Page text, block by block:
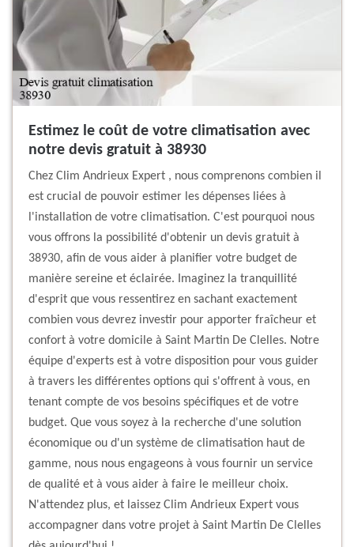
Estimez le coût de votre climatisation avec
notre devis gratuit à 38930
Chez Clim Andrieux Expert , nous comprenons combien il
est crucial de pouvoir estimer les dépenses liées à
l'installation de votre climatisation. C'est pourquoi nous
vous offrons la possibilité d'obtenir un devis gratuit à
38930, afin de vous aider à planifier votre budget de
manière sereine et éclairée. Imaginez la tranquillité
d'esprit que vous ressentirez en sachant exactement
combien vous devrez investir pour apporter fraîcheur et
confort à votre domicile à Saint Martin De Clelles. Notre
équipe d'experts est à votre disposition pour vous guider
à travers les différentes options qui s'offrent à vous, en
tenant compte de vos besoins spécifiques et de votre
budget. Que vous soyez à la recherche d'une solution
économique ou d'un système de climatisation haut de
gamme, nous nous engageons à vous fournir un service
de qualité et à vous aider à faire le meilleur choix.
N'attendez plus, et laissez Clim Andrieux Expert vous
accompagner dans votre projet à Saint Martin De Clelles